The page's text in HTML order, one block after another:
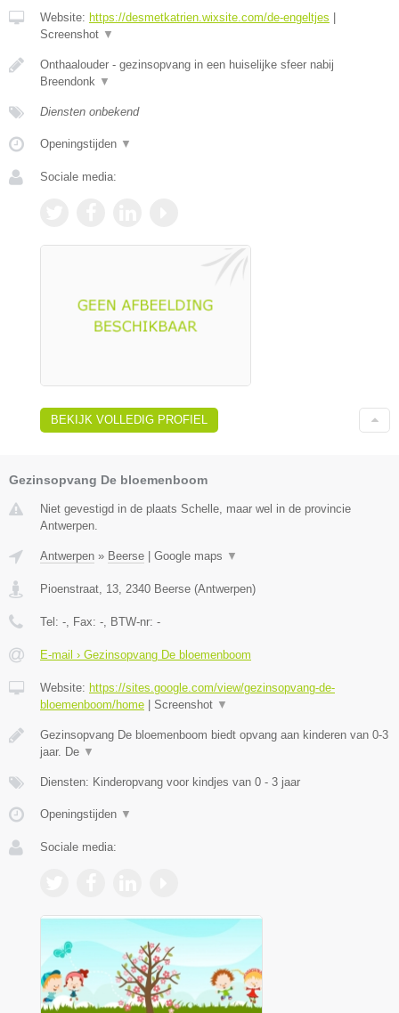
Website: https://desmetkatrien.wixsite.com/de-engeltjes
Screenshot ▼
Onthaalouder - gezinsopvang in een huiselijke sfeer nabij
Breendonk ▼
Diensten onbekend
Openingstijden ▼
Sociale media:
BEKIJK VOLLEDIG PROFIEL
Gezinsopvang De bloemenboom
Niet gevestigd in de plaats Schelle, maar wel in de provincie
Antwerpen.
Antwerpen » Beerse Google maps ▼
Pioenstraat, 13 2340 Beerse (Antwerpen)
Tel: - , Fax: - , BTW-nr: -
E-mail › Gezinsopvang De bloemenboom
Website: https://sites.google.com/view/gezinsopvang-de-
bloemenboom/home
Screenshot ▼
Gezinsopvang De bloemenboom biedt opvang aan kinderen van 0-3
jaar. De ▼
Diensten: Kinderopvang voor kindjes van 0 - 3 jaar
Openingstijden ▼
Sociale media: